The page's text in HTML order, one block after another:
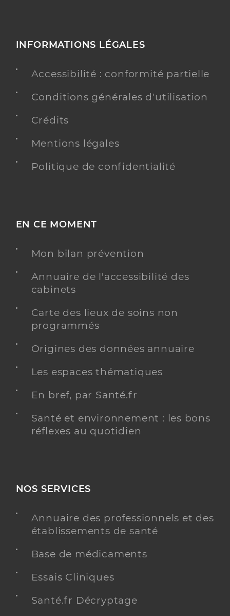
INFORMATIONS LÉGALES
Accessibilité : conformité partielle
Conditions générales d'utilisation
Crédits
Mentions légales
Politique de confidentialité
EN CE MOMENT
Mon bilan prévention
Annuaire de l'accessibilité des
cabinets
Carte des lieux de soins non
programmés
Origines des données annuaire
Les espaces thématiques
En bref, par Santé.fr
Santé et environnement : les bons
réflexes au quotidien
NOS SERVICES
Annuaire des professionnels et des
établissements de santé
Base de médicaments
Essais Cliniques
Santé.fr Décryptage